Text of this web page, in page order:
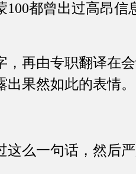
都曾出过高昂信
再由专职翻译在会
果然如此的表情。
么一句话，然后严